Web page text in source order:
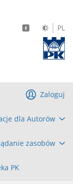
PL
dla Autorów
zasobów
PK
Zaloguj